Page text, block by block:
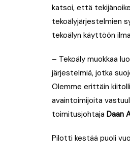
katsoi, että
tekoälyjärjestelmien
tekoälyn käyttöön
– Tekoäly muokkaa
järjestelmiä, jotka
Olemme erittäin
avaintoimijoita
toimitusjohtaja Daan
Pilotti kestää puoli